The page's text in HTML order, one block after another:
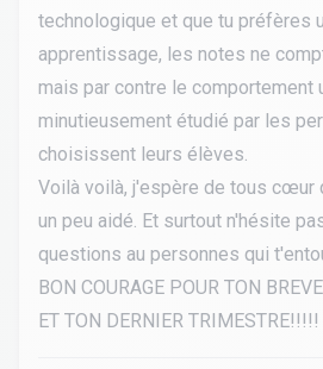
technologique et que tu préfères
apprentissage, les notes ne
mais par contre le comportement
minutieusement étudié par les
choisissent leurs élèves.
Voilà voilà, j'espère de tous cœur
un peu aidé. Et surtout n'hésite
questions au personnes qui
BON COURAGE POUR TON
ET TON DERNIER TRIMESTRE!!!!!